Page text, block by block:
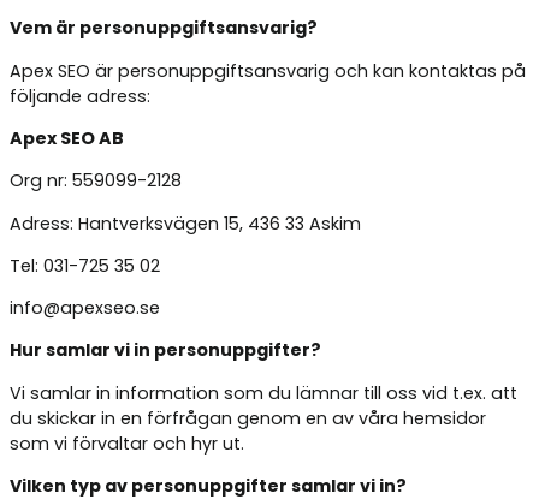
Vem är personuppgiftsansvarig?
Apex SEO är personuppgiftsansvarig och kan kontaktas på
följande adress:
Apex SEO AB
Org nr: 559099-2128
Adress: Hantverksvägen 15, 436 33 Askim
Tel: 031-725 35 02
info@apexseo.se
Hur samlar vi in personuppgifter?
Vi samlar in information som du lämnar till oss vid t.ex. att
du skickar in en förfrågan genom en av våra hemsidor
som vi förvaltar och hyr ut.
Vilken typ av personuppgifter samlar vi in?